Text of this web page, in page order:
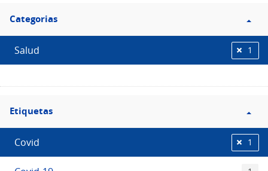
Filtro
Categorias
Categorias
Salud 1
Filtro
Etiquetas
Etiquetas
Covid 1